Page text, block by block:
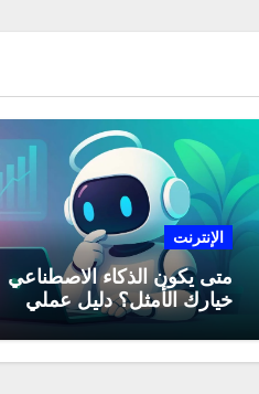
الإنترنت
متى يكون الذكاء الاصطناعي
خيارك الأمثل؟ دليل عملي
لاستخدامه في العمل اليومي